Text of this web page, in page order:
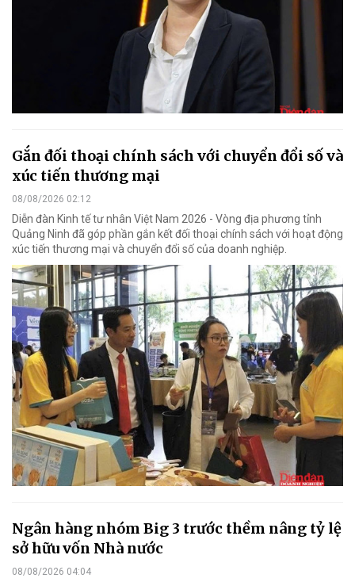
Gắn đối thoại chính sách với chuyển đổi số và
xúc tiến thương mại
08/08/2026 02:12
Diễn đàn Kinh tế tư nhân Việt Nam 2026 - Vòng địa phương tỉnh
Quảng Ninh đã góp phần gắn kết đối thoại chính sách với hoạt động
xúc tiến thương mại và chuyển đổi số của doanh nghiệp.
Ngân hàng nhóm Big 3 trước thềm nâng tỷ lệ
sở hữu vốn Nhà nước
08/08/2026 04:04